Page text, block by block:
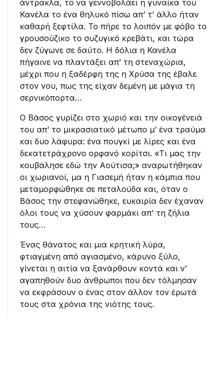
άντρακλα, το να γεννοβολάει η γυναίκα του
Κανέλα το ένα θηλυκό πίσω απ’ τ’ άλλο ήταν
καθαρή ξεφτίλα. Το πήρε το λοιπόν με φόβο το
γρουσούζικο το συζυγικό κρεβάτι, και τώρα
δεν ζύγωνε σε δαύτο. Η δόλια η Κανέλα
πήγαινε να πλαντάξει απ’ τη στεναχώρια,
μέχρι που η ξαδέρφη της η Χρύσα της έβαλε
στον νου, πως της είχαν δεμένη με μάγια τη
σερνικόπορτα…
Ο Βάσος γυρίζει στο χωριό και την οικογένειά
του απ’ το μικρασιατικό μέτωπο μ’ ένα τραύμα
και δυο λάφυρα: ένα πουγκί με λίρες και ένα
δεκατετράχρονο ορφανό κορίτσι. «Τι μας την
κουβάλησε εδώ την Αούτισα;» αναρωτήθηκαν
οι χωριανοί, μα η Γιασεμή ήταν η κάμπια που
μεταμορφώθηκε σε πεταλούδα και, όταν ο
Βάσος την στεφανώθηκε, ευκαιρία δεν έχαναν
όλοι τους να χύσουν φαρμάκι απ’ τη ζήλια
τους…
Ένας θάνατος και μια κρητική λύρα,
φτιαγμένη από αγιασμένο, κάρυνο ξύλο,
γίνεται η αιτία να ξανάρθουν κοντά και ν’
αγαπηθούν δυο άνθρωποι που δεν τόλμησαν
να εκφράσουν ο ένας στον άλλον τον έρωτά
τους στα χρόνια της νιότης τους.